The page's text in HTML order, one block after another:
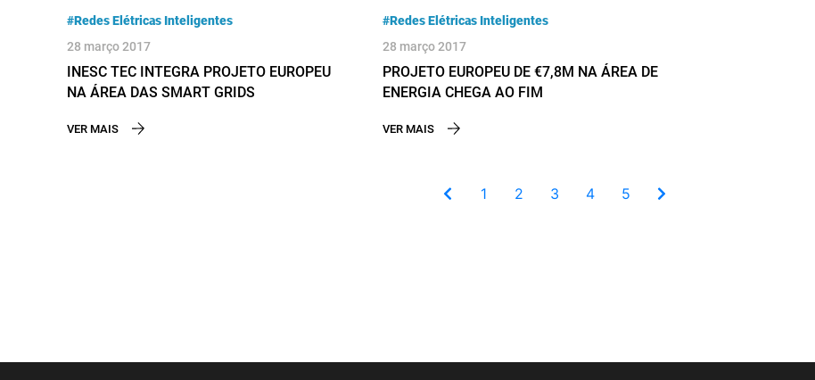
#Redes Elétricas Inteligentes
28 março 2017
INESC TEC INTEGRA PROJETO EUROPEU
NA ÁREA DAS SMART GRIDS
VER MAIS
#Redes Elétricas Inteligentes
28 março 2017
PROJETO EUROPEU DE €7,8M NA ÁREA DE
ENERGIA CHEGA AO FIM
VER MAIS
1 2 3 4 5